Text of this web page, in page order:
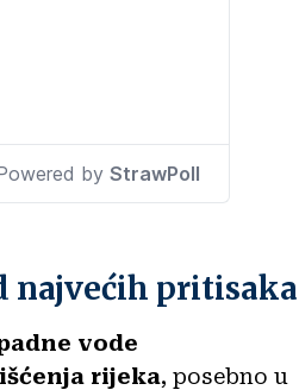
najvećih pritisaka
vode
rijeka, posebno u